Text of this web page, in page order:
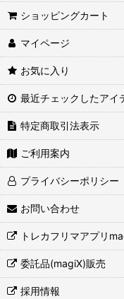
ショッピングカート
マイページ
お気に入り
最近チェックしたアイ
特定商取引法表示
ご利用案内
プライバシーポリシー
お問い合わせ
トレカフリマアプリ
委託品(magiX)販売
採用情報